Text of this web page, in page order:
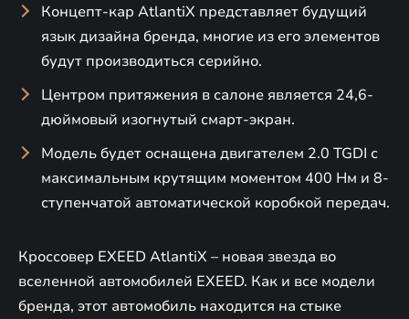
Концепт-кар AtlantiX представляет будущий
язык дизайна бренда, многие из его элементов
будут производиться серийно.
Центром притяжения в салоне является 24,6-
дюймовый изогнутый смарт-экран.
Модель будет оснащена двигателем 2.0 TGDI с
максимальным крутящим моментом 400 Нм и 8-
ступенчатой автоматической коробкой передач.
Кроссовер EXEED AtlantiX – новая звезда во
вселенной автомобилей EXEED. Как и все модели
бренда, этот автомобиль находится на стыке